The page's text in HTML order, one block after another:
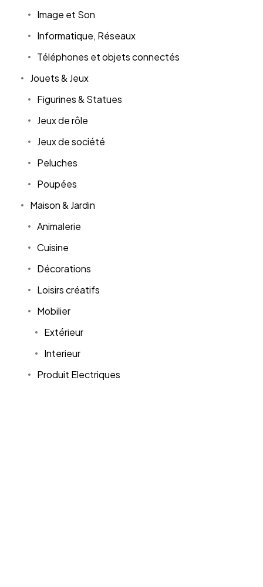
Image et Son
Informatique, Réseaux
Téléphones et objets connectés
Jouets & Jeux
Figurines & Statues
Jeux de rôle
Jeux de société
Peluches
Poupées
Maison & Jardin
Animalerie
Cuisine
Décorations
Loisirs créatifs
Mobilier
Extérieur
Interieur
Produit Electriques